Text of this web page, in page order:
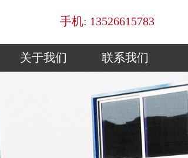
手机: 13526615783
关于我们 联系我们